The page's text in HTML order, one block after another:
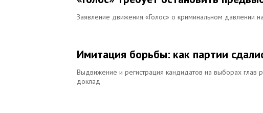
Заявление движения «Голос» о криминальном давлении
Имитация борьбы: как партии
Выдвижение и регистрация кандидатов на выборах глав
доклад